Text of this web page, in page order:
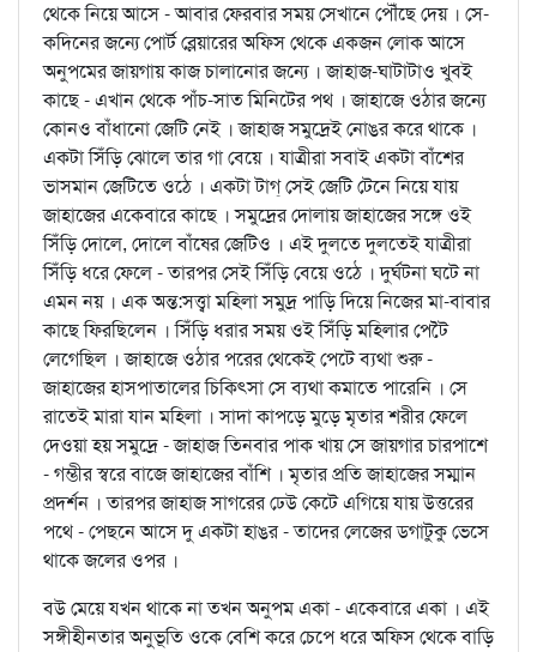
থেকে নিয়ে আসে - আবার ফেরবার সময় সেখানে পৌঁছে দেয় । সে-
কদিনের জন্যে পোর্ট ব্লেয়ারের অফিস থেকে একজন লোক আসে
অনুপমের জায়গায় কাজ চালানোর জন্যে । জাহাজ-ঘাটাটাও খুবই
কাছে - এখান থেকে পাঁচ-সাত মিনিটের পথ । জাহাজে ওঠার জন্যে
কোনও বাঁধানো জেটি নেই । জাহাজ সমুদ্রেই নোঙর করে থাকে ।
একটা সিঁড়ি ঝোলে তার গা বেয়ে । যাত্রীরা সবাই একটা বাঁশের
ভাসমান জেটিতে ওঠে । একটা টাগ্‌ সেই জেটি টেনে নিয়ে যায়
জাহাজের একেবারে কাছে । সমুদ্রের দোলায় জাহাজের সঙ্গে ওই
সিঁড়ি দোলে, দোলে বাঁষের জেটিও । এই দুলতে দুলতেই যাত্রীরা
সিঁড়ি ধরে ফেলে - তারপর সেই সিঁড়ি বেয়ে ওঠে । দুর্ঘটনা ঘটে না
এমন নয় । এক অন্ত:সত্ত্বা মহিলা সমুদ্র পাড়ি দিয়ে নিজের মা-বাবার
কাছে ফিরছিলেন । সিঁড়ি ধরার সময় ওই সিঁড়ি মহিলার পেটৈ
লেগেছিল । জাহাজে ওঠার পরের থেকেই পেটে ব্যথা শুরু -
জাহাজের হাসপাতালের চিকিত্সা সে ব্যথা কমাতে পারেনি । সে
রাতেই মারা যান মহিলা । সাদা কাপড়ে মুড়ে মৃতার শরীর ফেলে
দেওয়া হয় সমুদ্রে - জাহাজ তিনবার পাক খায় সে জায়গার চারপাশে
- গম্ভীর স্বরে বাজে জাহাজের বাঁশি । মৃতার প্রতি জাহাজের সম্মান
প্রদর্শন । তারপর জাহাজ সাগরের ঢেউ কেটে এগিয়ে যায় উত্তরের
পথে - পেছনে আসে দু একটা হাঙর - তাদের লেজের ডগাটুকু ভেসে
থাকে জলের ওপর ।
বউ মেয়ে যখন থাকে না তখন অনুপম একা - একেবারে একা । এই
সঙ্গীহীনতার অনুভূতি ওকে বেশি করে চেপে ধরে অফিস থেকে বাড়ি